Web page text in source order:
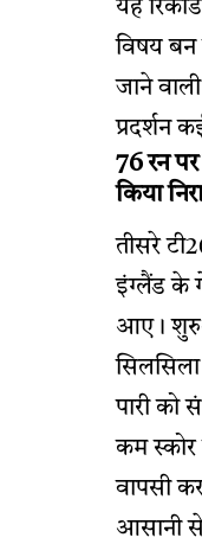
यह
विषय बन
जाने
प्रदर्शन
76 रन
किया
तीसरे
इंग्लैंड के
आए।
पारी को
कम स्कोर
वापसी
आसानी